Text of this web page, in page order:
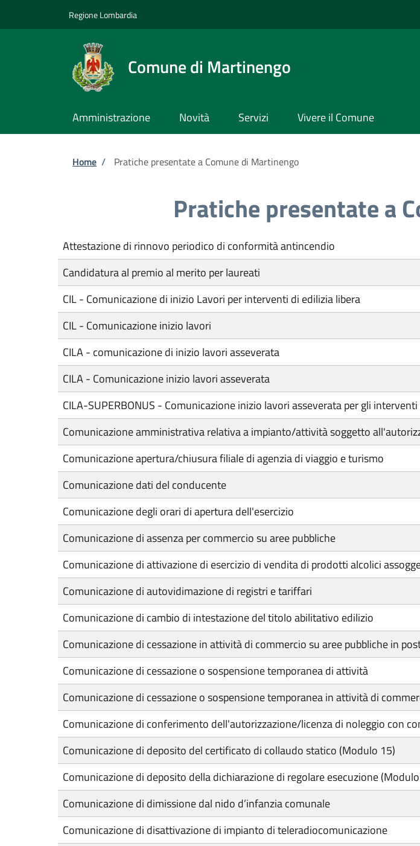
Regione Lombardia
Comune di Martinengo
Amministrazione Novità Servizi Vivere il Comune
Briciole di pane
Home / Pratiche presentate a Comune di Martinengo
Pratiche presentate a
Attestazione di rinnovo periodico di conformità antincendio
Candidatura al premio al merito per laureati
CIL - Comunicazione di inizio Lavori per interventi di edilizia libera
CIL - Comunicazione inizio lavori
CILA - comunicazione di inizio lavori asseverata
CILA - Comunicazione inizio lavori asseverata
CILA-SUPERBONUS - Comunicazione inizio lavori asseverata per gli
Comunicazione amministrativa relativa a impianto/attività soggetto
Comunicazione apertura/chiusura filiale di agenzia di viaggio e turismo
Comunicazione dati del conducente
Comunicazione degli orari di apertura dell'esercizio
Comunicazione di assenza per commercio su aree pubbliche
Comunicazione di attivazione di esercizio di vendita di prodotti alcolici
Comunicazione di autovidimazione di registri e tariffari
Comunicazione di cambio di intestazione del titolo abilitativo edilizio
Comunicazione di cessazione in attività di commercio su aree pubbliche in
Comunicazione di cessazione o sospensione temporanea di attività
Comunicazione di cessazione o sospensione temporanea in attività di
Comunicazione di conferimento dell'autorizzazione/licenza di noleggio con
Comunicazione di deposito del certificato di collaudo statico (Modulo 15)
Comunicazione di deposito della dichiarazione di regolare esecuzione
Comunicazione di dimissione dal nido d’infanzia comunale
Comunicazione di disattivazione di impianto di teleradiocomunicazione